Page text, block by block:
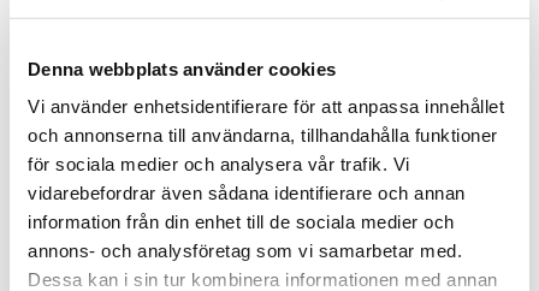
Denna webbplats använder cookies
Vi använder enhetsidentifierare för att anpassa innehållet
och annonserna till användarna, tillhandahålla funktioner
för sociala medier och analysera vår trafik. Vi
vidarebefordrar även sådana identifierare och annan
information från din enhet till de sociala medier och
annons- och analysföretag som vi samarbetar med.
Dessa kan i sin tur kombinera informationen med annan
branschsamarbete
Städbranschen på Nordisk nivå!
Läs mer